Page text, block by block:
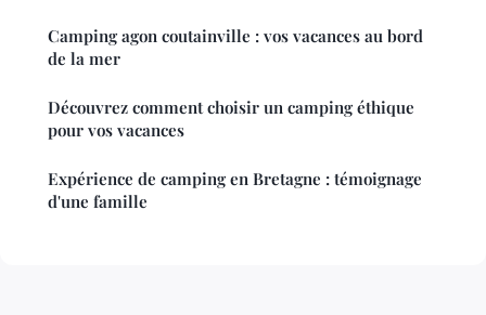
Camping agon coutainville : vos vacances au bord
de la mer
Découvrez comment choisir un camping éthique
pour vos vacances
Expérience de camping en Bretagne : témoignage
d'une famille